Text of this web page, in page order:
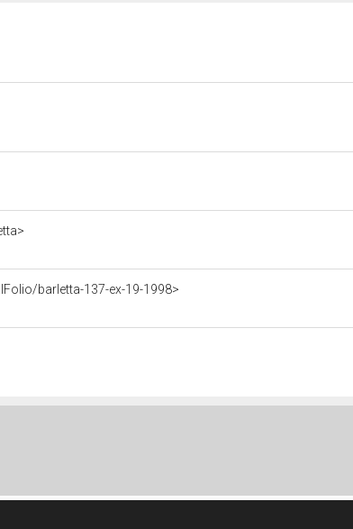
barletta-137-ex-19-1998>